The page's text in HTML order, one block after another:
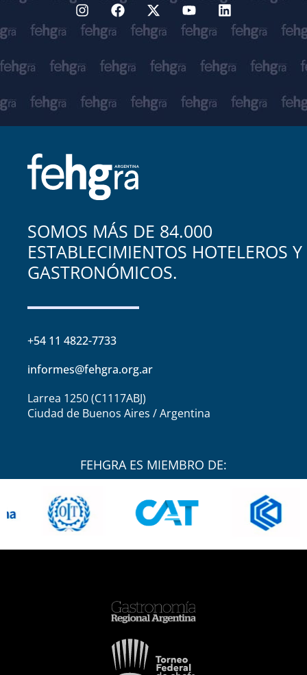
SOMOS MÁS DE 84.000
ESTABLECIMIENTOS HOTELEROS Y
GASTRONÓMICOS.
+54 11 4822-7733
informes@fehgra.org.ar
Larrea 1250 (C1117ABJ)
Ciudad de Buenos Aires / Argentina
FEHGRA ES MIEMBRO DE: